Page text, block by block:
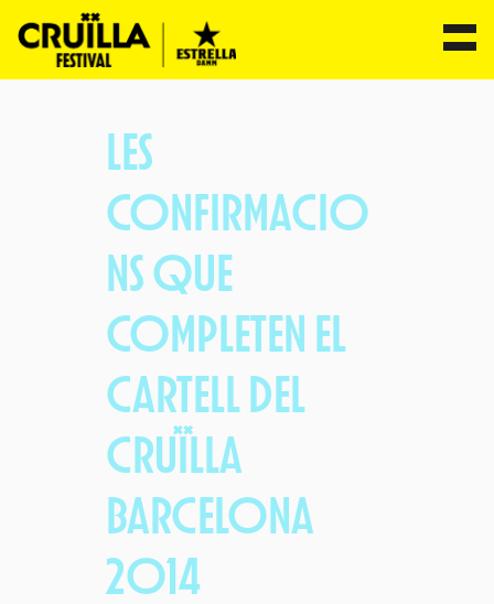
LES
CONFIRMACIO
NS QUE
COMPLETEN EL
CARTELL DEL
CRUÏLLA
BARCELONA
2014